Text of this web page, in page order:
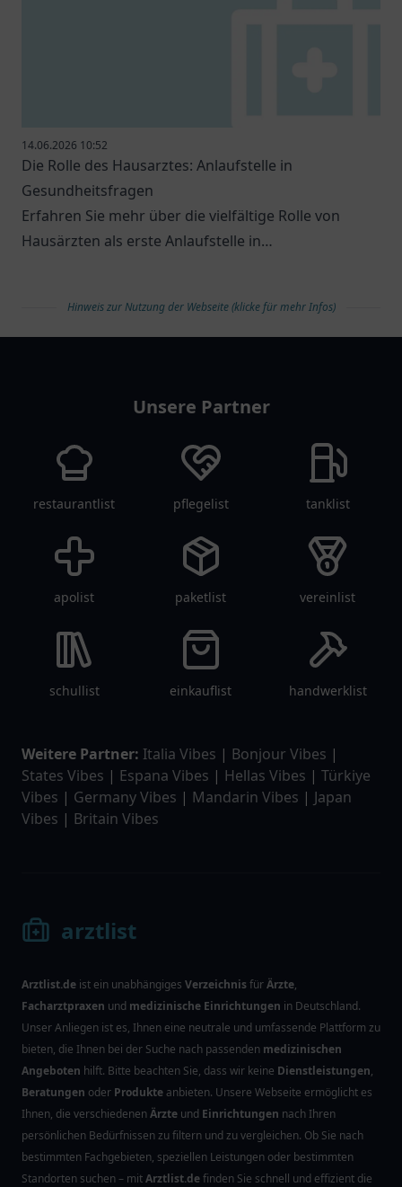
14.06.2026 10:52
Die Rolle des Hausarztes: Anlaufstelle in
Gesundheitsfragen
Erfahren Sie mehr über die vielfältige Rolle von
Hausärzten als erste Anlaufstelle in
Hinweis zur Nutzung der Webseite (klicke für mehr Infos)
Unsere Partner
restaurantlist pflegelist tanklist
apolist paketlist vereinlist
schullist einkauflist handwerklist
Weitere Partner: Italia Vibes | Bonjour Vibes |
States Vibes | Espana Vibes | Hellas Vibes | Türkiye
Vibes | Germany Vibes | Mandarin Vibes | Japan
Vibes | Britain Vibes
arztlist
Arztlist.de ist ein unabhängiges VerzeichnisfürÄrzte,
Facharztpraxen und medizinische Einrichtungen in Deutschland.
Unser Anliegen ist es, Ihnen eine neutrale und umfassende Plattform zu
bieten, die Ihnen bei der Suche nach passenden medizinischen
Angeboten hilft. Bitte beachten Sie, dass wir keine Dienstleistungen,
Beratungen oder Produkte anbieten. Unsere Webseite ermöglicht es
Ihnen, die verschiedenenÄrzte und Einrichtungen nach Ihren
persönlichen Bedürfnissen zu filtern und zu vergleichen. Ob Sie nach
bestimmten Fachgebieten, speziellen Leistungen oder bestimmten
Standorten suchen – mitArztlist.definden Sie schnell und effizient die